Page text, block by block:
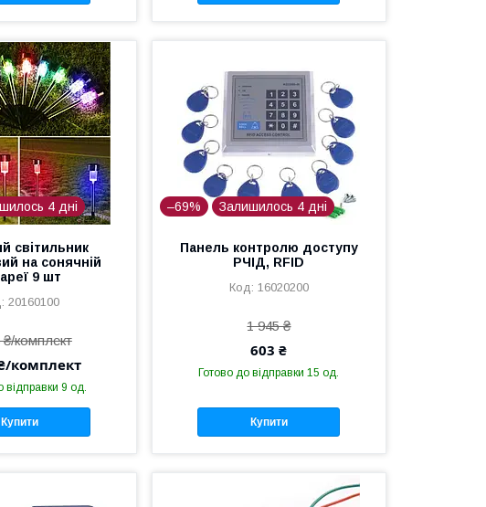
4 дні
світильник
на сонячній
9 шт
20160100
₴/комплект
комплект
відправки 9 од.
Купити
–69% Залишилось 4 дні
Панель контролю доступу
РЧІД, RFID
16020200
1 945 ₴
603 ₴
Готово до відправки 15 од.
Купити